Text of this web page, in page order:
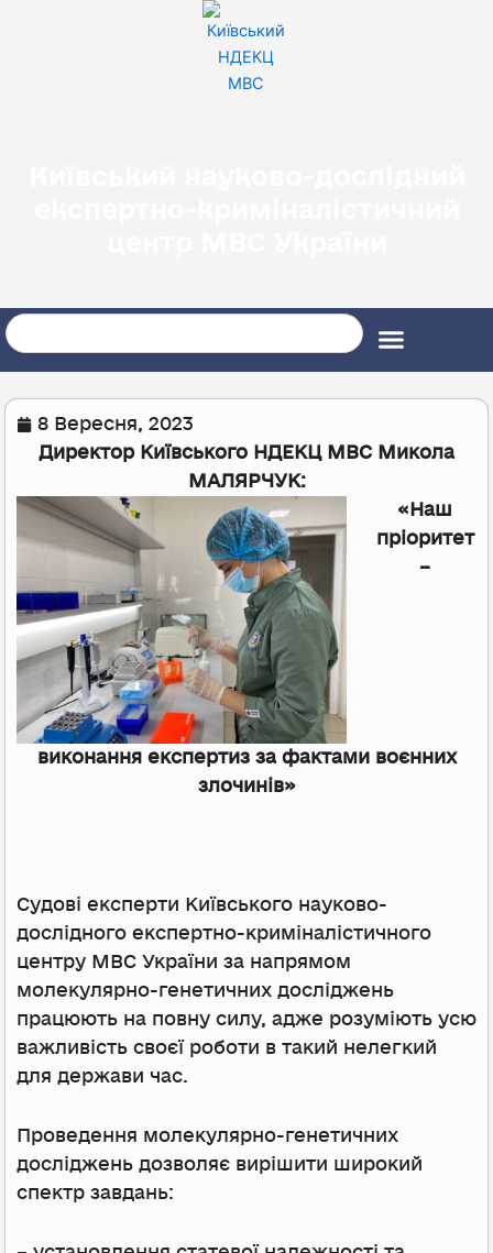
Search
8 Вересня, 2023
Директор Київського НДЕКЦ МВС Микола
МАЛЯРЧУК:
«Наш
пріоритет
–
виконання експертиз за фактами воєнних
злочинів»
Судові експерти Київського науково-
дослідного експертно-криміналістичного
центру МВС України за напрямом
молекулярно-генетичних досліджень
працюють на повну силу, адже розуміють усю
важливість своєї роботи в такий нелегкий
для держави час.
Проведення молекулярно-генетичних
досліджень дозволяє вирішити широкий
спектр завдань: